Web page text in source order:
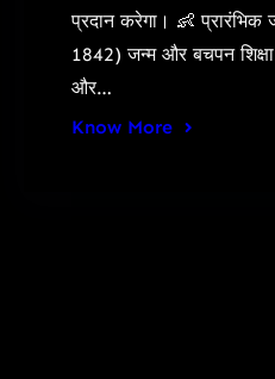
प्रदान करेगा। 👶 प्रारंभिक
1842) जन्म और बचपन
और…
Know More